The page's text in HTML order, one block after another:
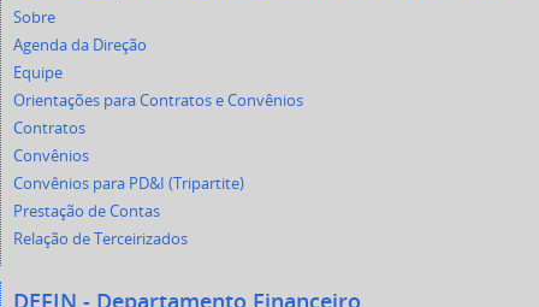
Sobre
Agenda da Direção
Equipe
Orientações para Contratos e Convênios
Contratos
Convênios
Convênios para PD&I (Tripartite)
Prestação de Contas
Relação de Terceirizados
DEFIN - Departamento Financeiro